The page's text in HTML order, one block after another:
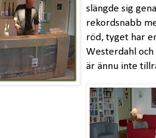
slängde sig
rekordsnabb
röd, tyget har
Westerdahl
är ännu inte